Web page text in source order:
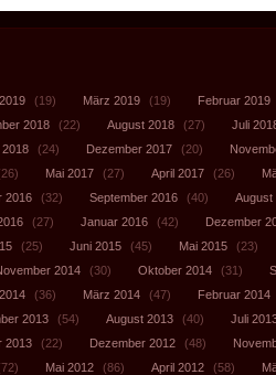
(19) März 2019 (19) Februar 2019
2018 (22) August 2018 (27)
Juli
(24) Dezember 2017 (20)
Mai 2017 (27) April 2017 (26)
2016 (32) September 2016 (40)
August
(27) Januar 2016 (42)
Dezember
(25) Juni 2015 (45) Mai 2015
(23)
2014 (30) Oktober 2014 (31)
(36) März 2014 (47) Februar 2014
2013 (54) August 2013 (40)
Juli
2013 (22) Dezember 2012 (48)
Mai 2012 (86) April 2012 (58)